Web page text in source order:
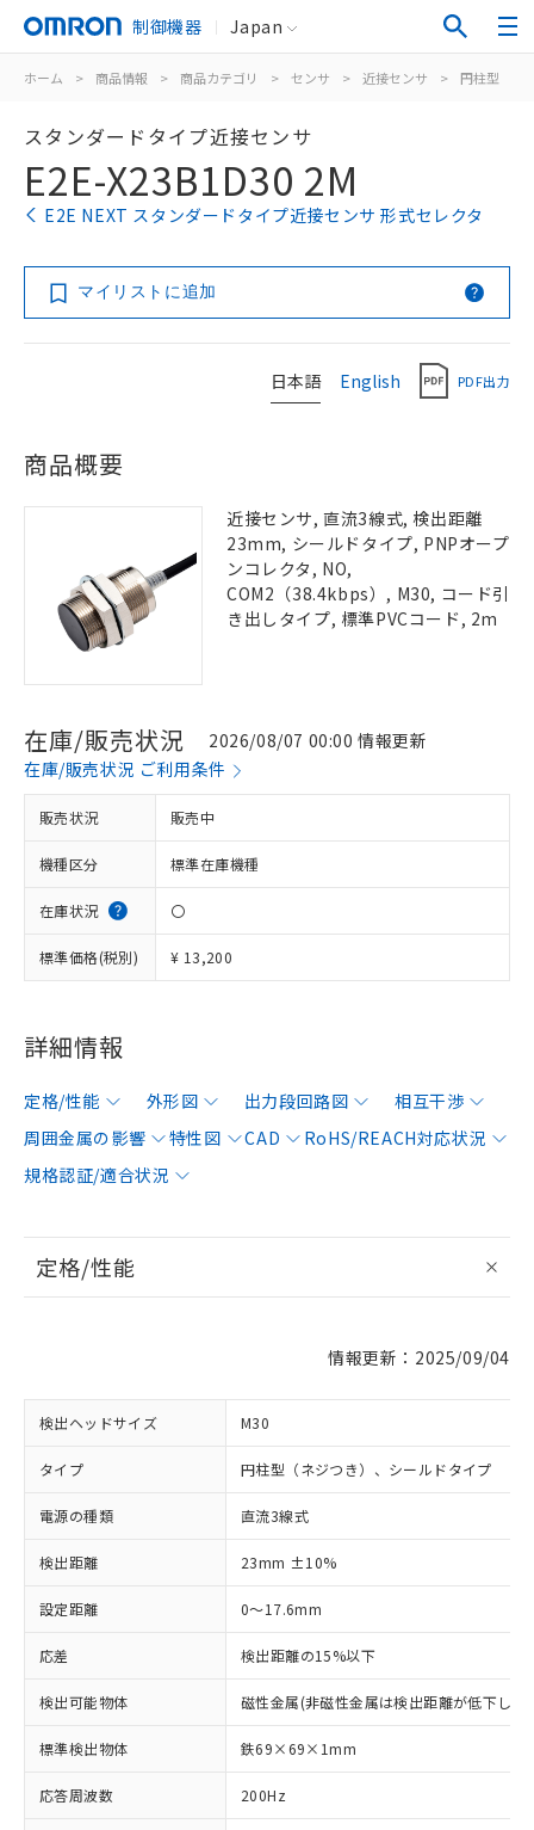
制御機器 Japan
ホーム > 商品情報 > 商品カテゴリ > センサ > 近接センサ > 円柱型
スタンダードタイプ近接センサ
E2E-X23B1D30 2M
E2E NEXT スタンダードタイプ近接センサ 形式セレクタ
マイリストに追加
日本語 English PDF出力
商品概要
近接センサ, 直流3線式, 検出距離
23mm, シールドタイプ, PNPオープ
ンコレクタ, NO,
COM2（38.4kbps）, M30, コード引
き出しタイプ, 標準PVCコード, 2m
在庫/販売状況
2026/08/07 00:00 情報更新
在庫/販売状況 ご利用条件
販売状況 販売中
機種区分 標準在庫機種
在庫状況 〇
標準価格(税別) ¥ 13,200
詳細情報
定格/性能 外形図 出力段回路図
相互干渉
周囲金属の影響
特性図 CAD
RoHS/REACH対応状況
規格認証/適合状況
定格/性能
情報更新：2025/09/04
検出ヘッドサイズ M30
タイプ 円柱型（ネジつき）、シールドタイプ
電源の種類 直流3線式
検出距離 23mm ±10%
設定距離 0～17.6mm
応差 検出距離の15%以下
検出可能物体 磁性金属(非磁性金属は検出距離が低下しま
標準検出物体 鉄69×69×1mm
応答周波数 200Hz